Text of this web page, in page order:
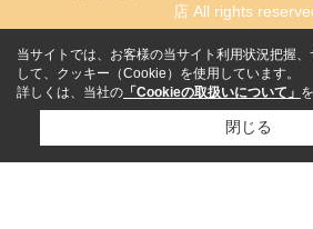
店 All rights
当サイトでは、お客様の当サイト利用状況把握
して、クッキー（Cookie）を使用しています。
詳しくは、当社の 「Cookieの取扱いについて」
閉じる